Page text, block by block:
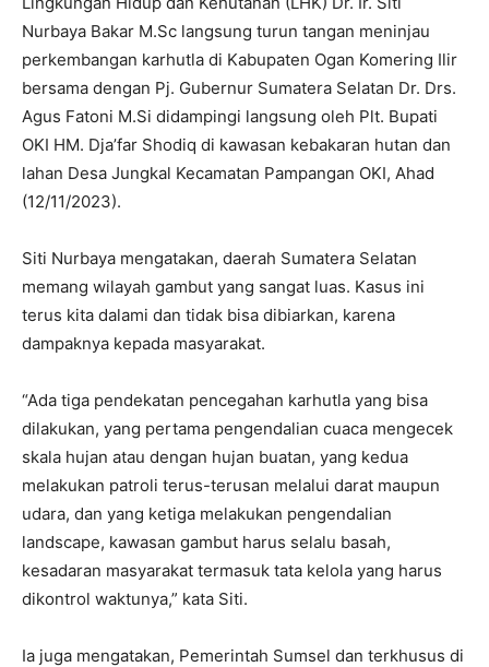
Nurbaya Bakar M.Sc langsung turun tangan meninjau
perkembangan karhutla di Kabupaten Ogan Komering Ilir
bersama dengan Pj. Gubernur Sumatera Selatan Dr. Drs.
Agus Fatoni M.Si didampingi langsung oleh Plt. Bupati
OKI HM. Dja’far Shodiq di kawasan kebakaran hutan dan
lahan Desa Jungkal Kecamatan Pampangan OKI, Ahad
(12/11/2023).
Siti Nurbaya mengatakan, daerah Sumatera Selatan
memang wilayah gambut yang sangat luas. Kasus ini
terus kita dalami dan tidak bisa dibiarkan, karena
dampaknya kepada masyarakat.
“Ada tiga pendekatan pencegahan karhutla yang bisa
dilakukan, yang pertama pengendalian cuaca mengecek
skala hujan atau dengan hujan buatan, yang kedua
melakukan patroli terus-terusan melalui darat maupun
udara, dan yang ketiga melakukan pengendalian
landscape, kawasan gambut harus selalu basah,
kesadaran masyarakat termasuk tata kelola yang harus
dikontrol waktunya,” kata Siti.
Ia juga mengatakan, Pemerintah Sumsel dan terkhusus di